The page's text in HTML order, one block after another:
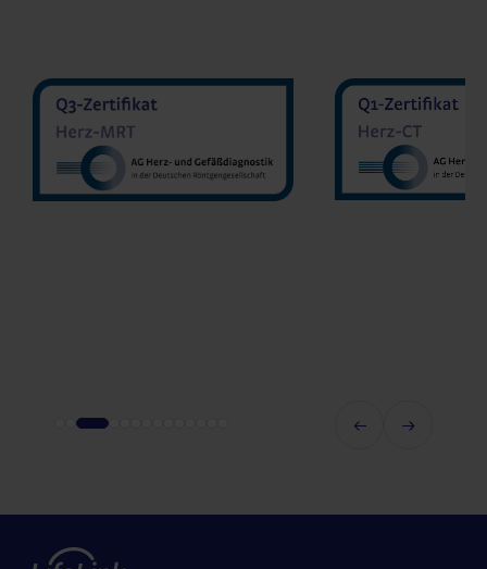
MVZ Radiologie Darmstadt
Prof. Dr. Oliver Mohrs
MVZ
Sakher
MVZ Radnet